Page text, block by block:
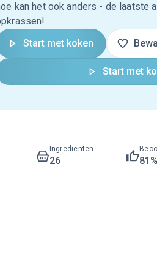
kan het ook anders - de laatste
Start met koken
Start met
Ingrediënten
26